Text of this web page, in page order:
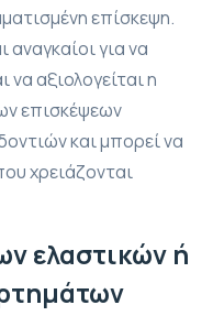
επίσκεψη.
αναγκαίοι για να
να αξιολογείται η
επισκέψεων
και μπορεί να
χρειάζονται
ελαστικών ή